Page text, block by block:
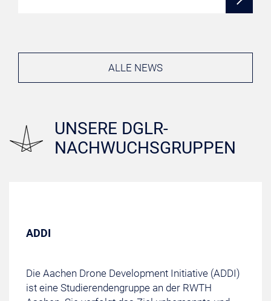
ALLE NEWS
UNSERE DGLR-
NACHWUCHSGRUPPEN
ADDI
Die Aachen Drone Development Initiative (ADDI)
ist eine Studierendengruppe an der RWTH